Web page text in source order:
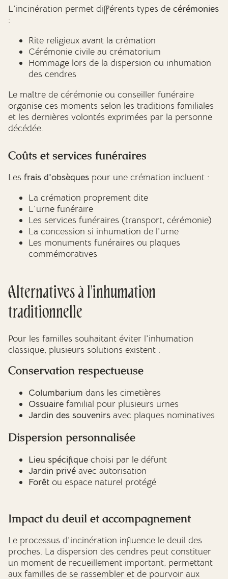
L'incinération permet différents types de cérémonies
:
Rite religieux avant la crémation
Cérémonie civile au crématorium
Hommage lors de la dispersion ou inhumation
des cendres
Le maître de cérémonie ou conseiller funéraire
organise ces moments selon les traditions familiales
et les dernières volontés exprimées par la personne
décédée.
Coûts et services funéraires
Les frais d'obsèques pour une crémation incluent :
La crémation proprement dite
L'urne funéraire
Les services funéraires (transport, cérémonie)
La concession si inhumation de l'urne
Les monuments funéraires ou plaques
commémoratives
Alternatives à l'inhumation
traditionnelle
Pour les familles souhaitant éviter l'inhumation
classique, plusieurs solutions existent :
Conservation respectueuse
Columbarium dans les cimetières
Ossuaire familial pour plusieurs urnes
Jardin des souvenirs avec plaques nominatives
Dispersion personnalisée
Lieu spécifique choisi par le défunt
Jardin privé avec autorisation
Forêt ou espace naturel protégé
Impact du deuil et accompagnement
Le processus d'incinération influence le deuil des
proches. La dispersion des cendres peut constituer
un moment de recueillement important, permettant
aux familles de se rassembler et de pourvoir aux